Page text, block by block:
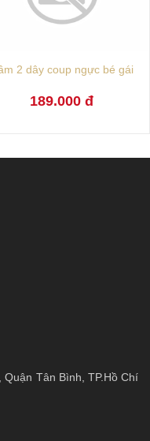
2 dây coup ngực bé gái
189.000 đ
Tân Bình, TP.Hồ Chí